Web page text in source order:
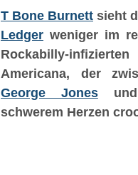
T Bone Burnett sieht
Ledger weniger im
Rockabilly-
Americana, der
George Jonesund
schwerem Herzen